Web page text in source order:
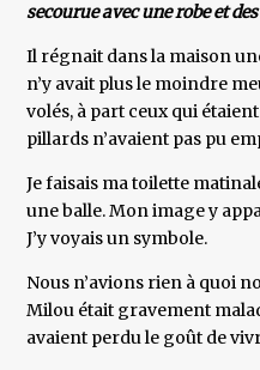
secourue avec une robe et
Il régnait dans la maison
n’y avait plus le moindre
volés, à part ceux qui
pillards n’avaient pas pu
Je faisais ma toilette
une balle. Mon image y
J’y voyais un symbole.
Nous n’avions rien à quoi
Milou était gravement
avaient perdu le goût de